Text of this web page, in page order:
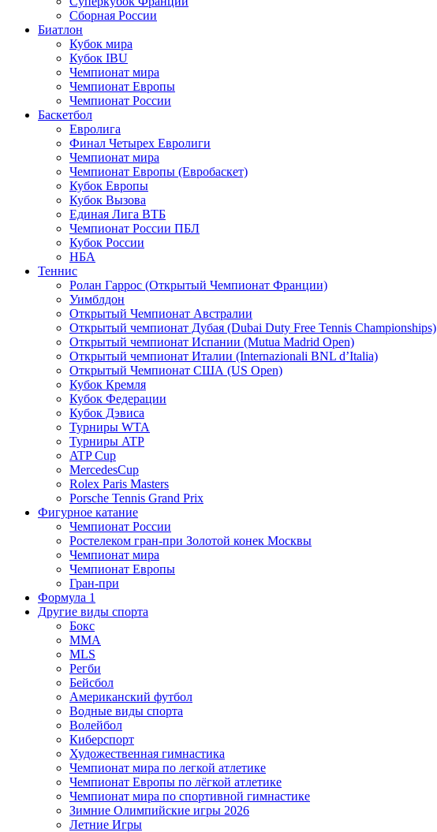
Сборная России
Биатлон
Кубок мира
Кубок IBU
Чемпионат мира
Чемпионат Европы
Чемпионат России
Баскетбол
Евролига
Финал Четырех Евролиги
Чемпионат мира
Чемпионат Европы (Евробаскет)
Кубок Европы
Кубок Вызова
Единая Лига ВТБ
Чемпионат России ПБЛ
Кубок России
НБА
Теннис
Ролан Гаррос (Открытый Чемпионат Франции)
Уимблдон
Открытый Чемпионат Австралии
Открытый чемпионат Дубая (Dubai Duty Free Tennis Championships)
Открытый чемпионат Испании (Mutua Madrid Open)
Открытый чемпионат Италии (Internazionali BNL d’Italia)
Открытый Чемпионат США (US Open)
Кубок Кремля
Кубок Федерации
Кубок Дэвиса
Турниры WTA
Турниры ATP
ATP Cup
MercedesCup
Rolex Paris Masters
Porsche Tennis Grand Prix
Фигурное катание
Чемпионат России
Ростелеком гран-при Золотой конек Москвы
Чемпионат мира
Чемпионат Европы
Гран-при
Формула 1
Другие виды спорта
Бокс
MMA
MLS
Регби
Бейсбол
Американский футбол
Водные виды спорта
Волейбол
Киберспорт
Художественная гимнастика
Чемпионат мира по легкой атлетике
Чемпионат Европы по лёгкой атлетике
Чемпионат мира по спортивной гимнастике
Зимние Олимпийские игры 2026
Летние Игры